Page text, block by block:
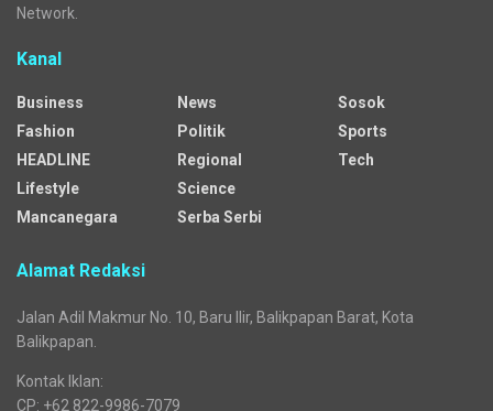
Network.
Kanal
Business
Fashion
HEADLINE
Lifestyle
Mancanegara
News
Politik
Regional
Science
Serba Serbi
Sosok
Sports
Tech
Alamat Redaksi
Jalan Adil Makmur No. 10, Baru Ilir, Balikpapan Barat, Kota
Balikpapan.
Kontak Iklan:
CP: +62 822-9986-7079